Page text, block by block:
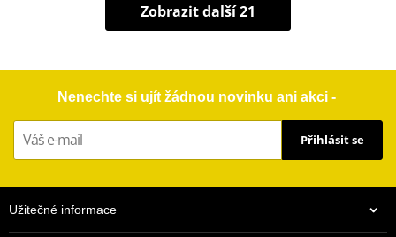
Zobrazit další 21
Nenechte si ujít žádnou novinku ani akci -
Přihlásit se
Užitečné informace